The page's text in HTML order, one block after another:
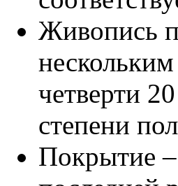
Живопись
четверти
степени
Покрытие